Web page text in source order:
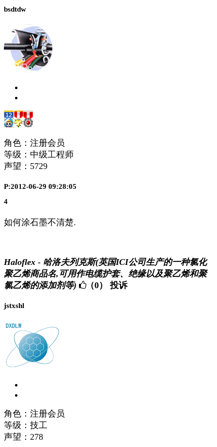
bsdtdw
角色：注册会员
等级：中级工程师
声望： 5729
P:2012-06-29 09:28:05
4
如何涂石墨不清楚.
Haloflex - 哈洛夫列克斯(英国ICI公司生产的一种氯化
聚乙烯商品名,可用作电缆护套、绝缘以及聚乙烯和聚
氯乙烯的添加剂等)
（0） 投诉
jstxshl
角色：注册会员
等级：技工
声望： 278